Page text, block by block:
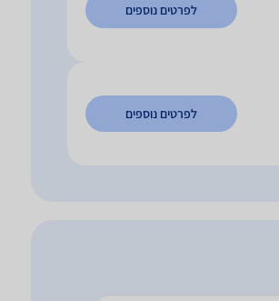
לפרטים נוספים
לפרטים נוספים